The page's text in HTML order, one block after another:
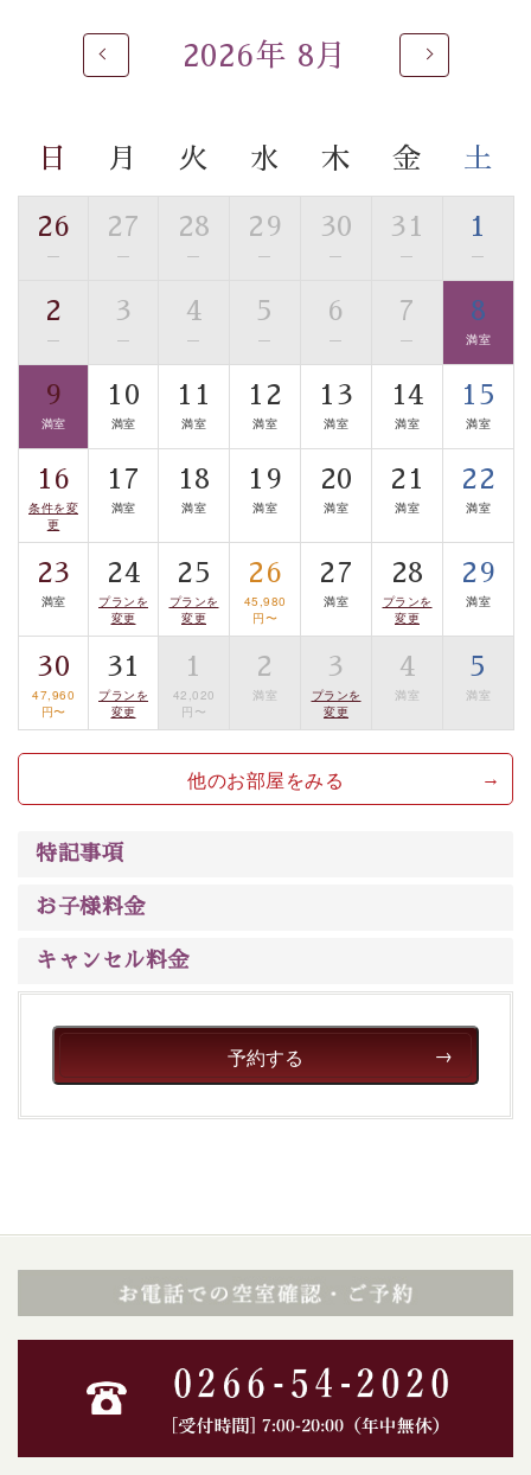
温泉の成分に合わせ、防菌防カビの特殊素材の畳を使
用。 足元が柔らかく、そして滑りにくい畳のお風呂で
※男性大浴場までのご移動には階段がございます。 予め
ご了承のほどお願いいたします。
■貸切温泉風呂 （40分2000円）
眺望はございませんが、源泉掛け流しの温泉の質を楽し
む貸切温泉風呂です。ゆったりといやされるプライベー
トな空間をお愉しみください。
■諏訪大社4社を巡る無料参拝バス
豊富な知識を持ったドライバー兼ガイドが諏訪大社をご
案内します。事前ご予約制ですので、ご利用ご希望の方
は【3日前まで】にお電話ください。
※交通規制などにより運行できない日がございます
※年末年始及び御柱祭前後は運行しておりません
以上がプラン内容です。
で心癒されます。
清らかな源泉、自然の恵みあるお食事、諏訪湖に包まれ
癒される宿で贅沢に幸せのときを安心してお過ごしくだ
さい。
2026年 8月
日 月 火 水 木 金 土
26
—
27
—
28
—
29
—
30
—
31
—
1
—
2
—
3
—
4
—
5
—
6
—
7
—
8
満室
9
満室
10
満室
11
満室
12
満室
13
満室
14
満室
15
満室
16
条件を変
更
17
満室
18
満室
19
満室
20
満室
21
満室
22
満室
23
満室
24
プランを
変更
25
プランを
変更
26
45,980
円〜
27
満室
28
プランを
変更
29
満室
30
47,960
円〜
31
プランを
変更
1
42,020
円〜
2
満室
3
プランを
変更
4
満室
5
満室
他のお部屋をみる
特記事項
お子様料金
キャンセル料金
予約する